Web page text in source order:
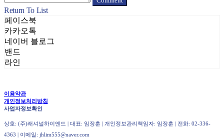
Return To List
페이스북
카카오톡
네이버 블로그
밴드
라인
이용약관
개인정보처리방침
사업자정보확인
상호: (주)래셔널하이엔드 | 대표: 임장훈 | 개인정보관리책임자: 임장훈 | 전화: 02-336-
4363 | 이메일: jhlim555@naver.com